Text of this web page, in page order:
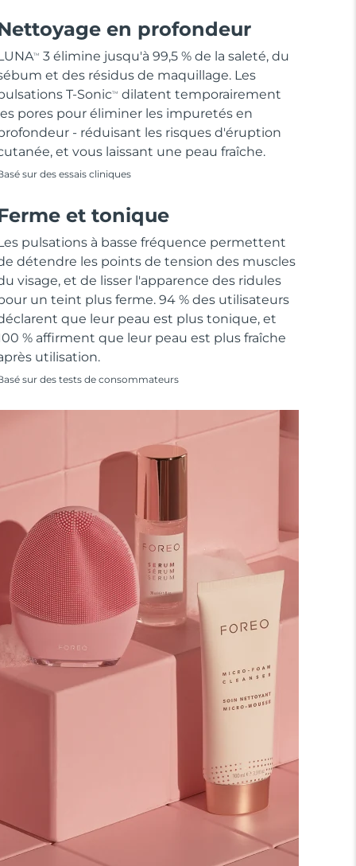
en profondeur
TM
3 élimine jusqu'à 99,5 % de la saleté, du
et des résidus de maquillage. Les
T-SonicTM
dilatent temporairement
les pores pour éliminer les impuretés en
- réduisant les risques d'éruption
et vous laissant une peau fraîche.
sur des essais cliniques
et tonique
pulsations à basse fréquence permettent
détendre les points de tension des muscles
visage, et de lisser l'apparence des ridules
un teint plus ferme. 94 % des utilisateurs
que leur peau est plus tonique, et
% affirment que leur peau est plus fraîche
utilisation.
sur des tests de consommateurs